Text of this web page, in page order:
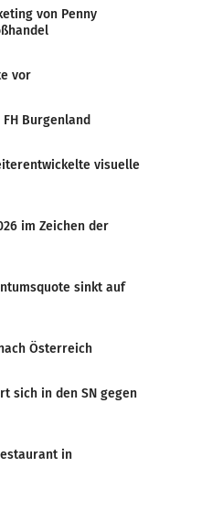
von Penny
vor
Burgenland
visuelle
im Zeichen der
sinkt auf
Österreich
sich in den SN gegen
in